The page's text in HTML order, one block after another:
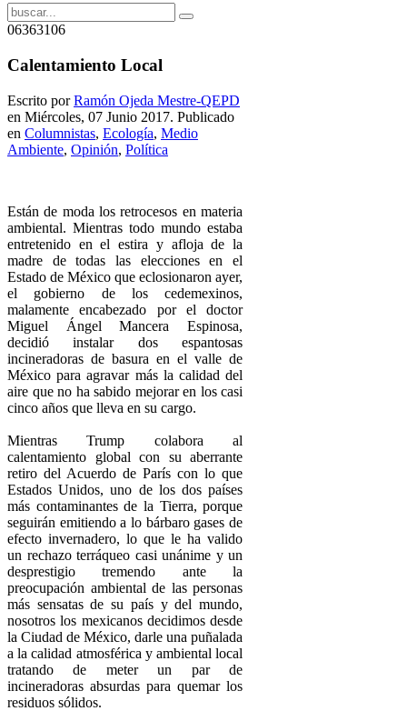
06363106
Calentamiento Local
Escrito porRamón Ojeda Mestre-QEPD
en Miércoles, 07 Junio 2017. Publicado
en Columnistas, Ecología, Medio
Ambiente, Opinión, Política
Están de moda los retrocesos en materia
ambiental. Mientras todo mundo estaba
entretenido en el estira y afloja de la
madre de todas las elecciones en el
Estado de México que eclosionaron ayer,
el gobierno de los cedemexinos,
malamente encabezado por el doctor
Miguel Ángel Mancera Espinosa,
decidió instalar dos espantosas
incineradoras de basura en el valle de
México para agravar más la calidad del
aire que no ha sabido mejorar en los casi
cinco años que lleva en su cargo.
Mientras Trump colabora al
calentamiento global con su aberrante
retiro del Acuerdo de París con lo que
Estados Unidos, uno de los dos países
más contaminantes de la Tierra, porque
seguirán emitiendo a lo bárbaro gases de
efecto invernadero, lo que le ha valido
un rechazo terráqueo casi unánime y un
desprestigio tremendo ante la
preocupación ambiental de las personas
más sensatas de su país y del mundo,
nosotros los mexicanos decidimos desde
la Ciudad de México, darle una puñalada
a la calidad atmosférica y ambiental local
tratando de meter un par de
incineradoras absurdas para quemar los
residuos sólidos.